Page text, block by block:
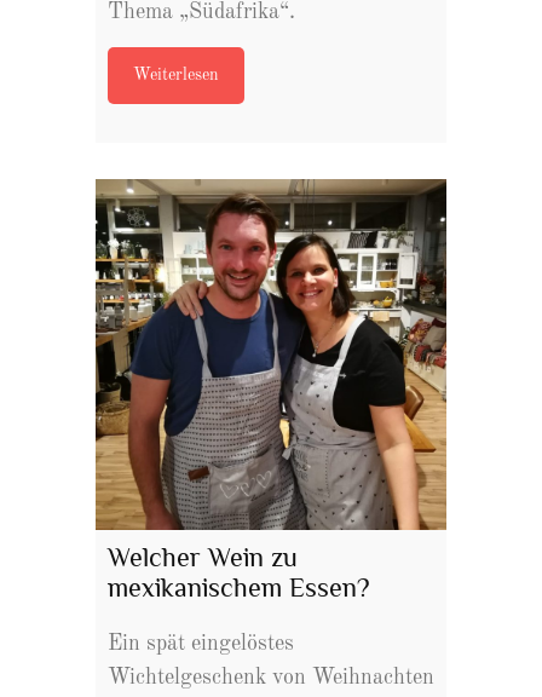
Thema „Südafrika“.
Weiterlesen
Welcher Wein zu
mexikanischem Essen?
Ein spät eingelöstes
Wichtelgeschenk von Weihnachten